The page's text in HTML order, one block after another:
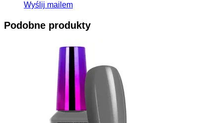
Wyślij mailem
Podobne produkty